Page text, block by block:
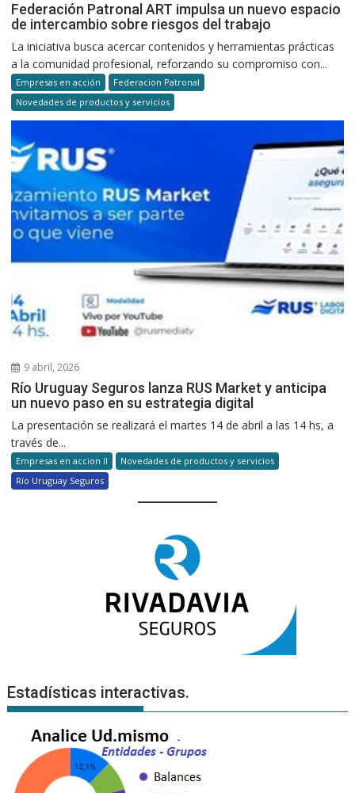
Federación Patronal ART impulsa un nuevo espacio
de intercambio sobre riesgos del trabajo
La iniciativa busca acercar contenidos y herramientas prácticas
a la comunidad profesional, reforzando su compromiso con...
Empresas en acción
Federacion Patronal
Novedades de productos y servicios
9 abril, 2026
Río Uruguay Seguros lanza RUS Market y anticipa
un nuevo paso en su estrategia digital
La presentación se realizará el martes 14 de abril a las 14 hs, a
través de...
Empresas en accion II
Novedades de productos y servicios
Río Uruguay Seguros
Estadísticas interactivas.